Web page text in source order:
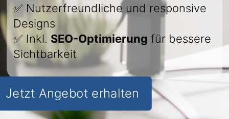
✅ Nutzerfreundliche und responsive
Designs
✅ Inkl. SEO-Optimierung für bessere
Sichtbarkeit
Jetzt Angebot erhalten